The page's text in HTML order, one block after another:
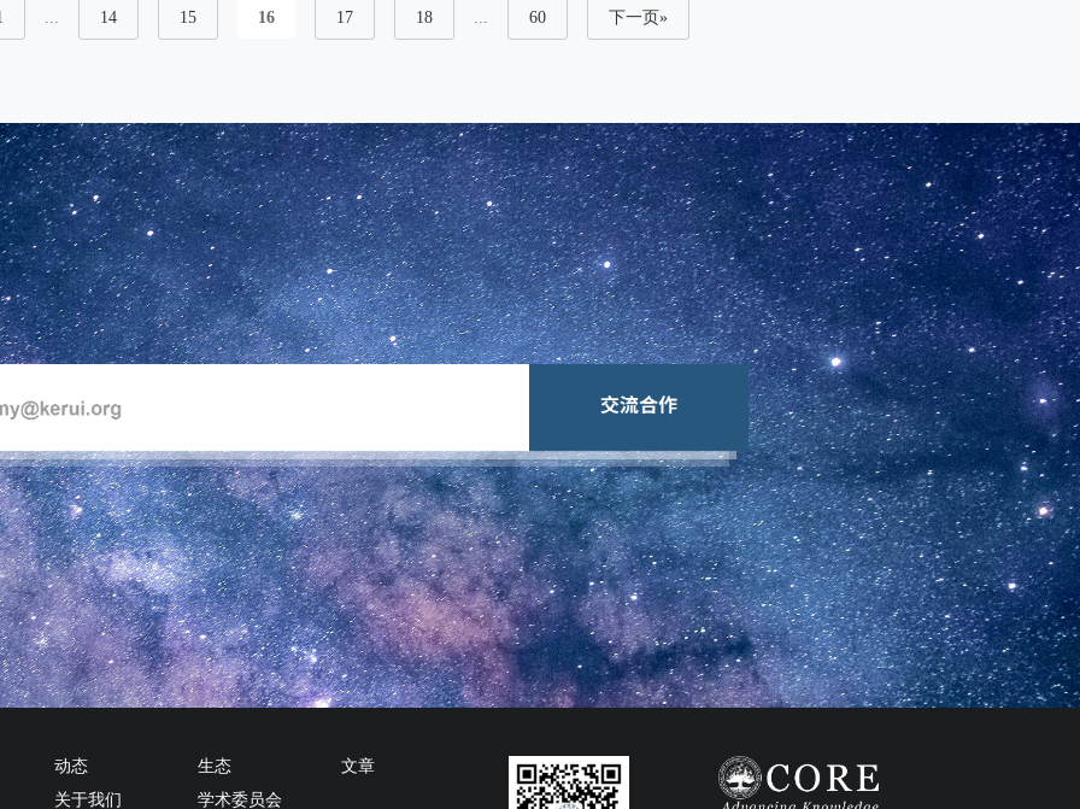
... 14 15 16 17 18 ... 60 下一页»
动态 生态
文章
关于我们
学术委员会